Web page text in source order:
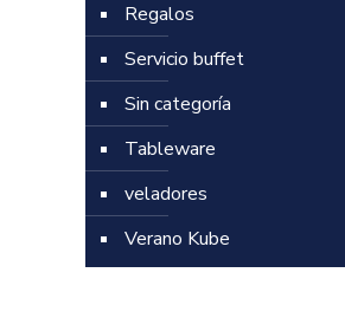
Regalos
Servicio buffet
Sin categoría
Tableware
veladores
Verano Kube